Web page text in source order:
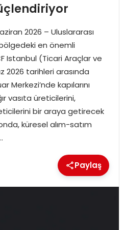
2026 – Uluslararası
en önemli
Istanbul (Ticari Araçlar ve
2026 tarihleri arasında
Merkezi’nde kapılarını
vasıta üreticilerini,
bir araya getirecek
küresel alım-satım
Paylaş